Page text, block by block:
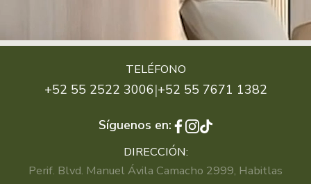
TELÉFONO
+52 55 2522 3006|+52 55 7671 1382
Síguenos en:
DIRECCIÓN:
Perif. Blvd. Manuel Ávila Camacho 2999, Habitlas